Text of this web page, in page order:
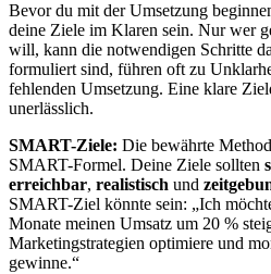
Bevor du mit der Umsetzung
deine Ziele im Klaren sein. Nur wer
will, kann die notwendigen Schritte
formuliert sind, führen oft zu
fehlenden Umsetzung. Eine klare
unerlässlich.
SMART-Ziele: Die bewährte
SMART-Formel. Deine Ziele sollten
erreichbar, realistisch und
SMART-Ziel könnte sein: „Ich
Monate meinen Umsatz um 20 %
Marketingstrategien optimiere und
gewinne.“